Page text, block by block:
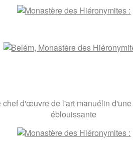
chef d'œuvre de l'art manuélin
éblouissante